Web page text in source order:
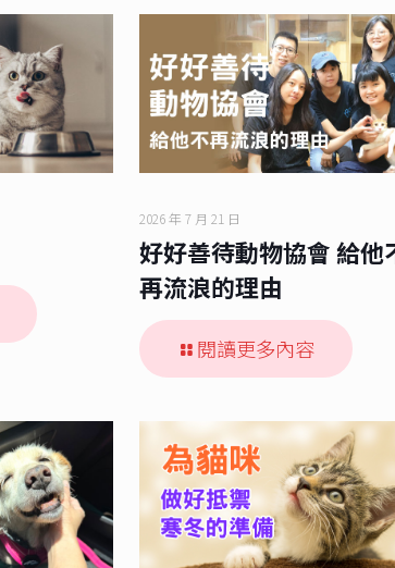
2026 年 7 月 21 日
好好善待動物協會 給他
再流浪的理由
閱讀更多內容